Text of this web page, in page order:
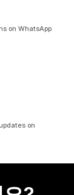
on WhatsApp
on